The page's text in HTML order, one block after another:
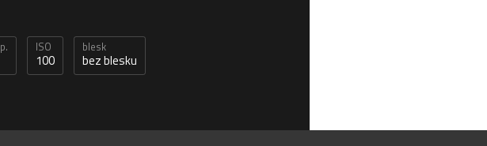
ISO
100
blesk
bez blesku